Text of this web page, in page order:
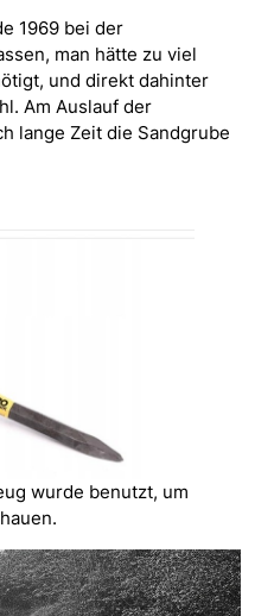
1969 bei der
man hätte zu viel
und direkt dahinter
Am Auslauf der
lange Zeit die Sandgrube
wurde benutzt, um